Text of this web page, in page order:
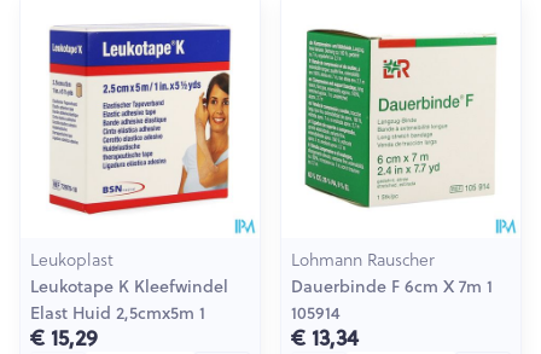
Leukoplast
Leukotape K Kleefwindel
Elast Huid 2,5cmx5m 1
€ 15,29
Lohmann Rauscher
Dauerbinde F 6cm X 7m 1
105914
€ 13,34